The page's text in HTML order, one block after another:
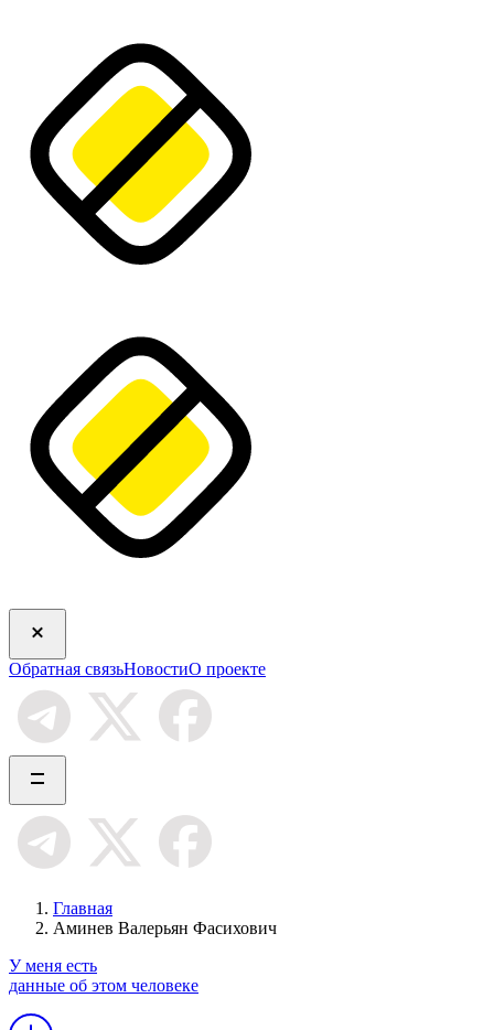
Обратная связьНовостиО проекте
Главная
Аминев Валерьян Фасихович
У меня есть
данные об этом человеке